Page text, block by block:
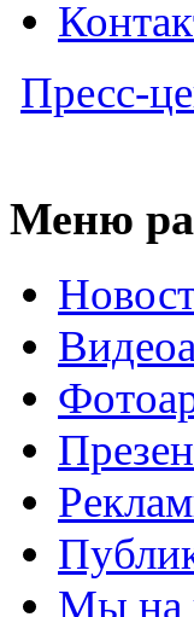
Пресс-
Меню
Мы на